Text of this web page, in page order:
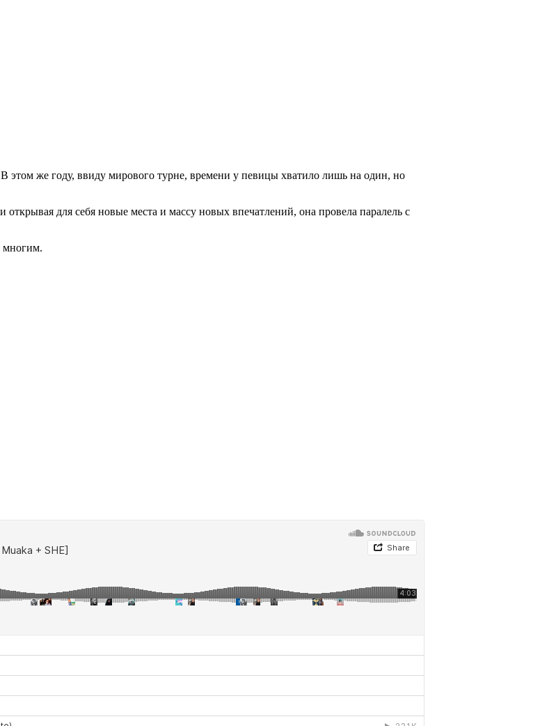
этом же году, ввиду мирового турне, времени у певицы хватило лишь на один, но
для себя новые места и массу новых впечатлений, она провела паралель с
многим.